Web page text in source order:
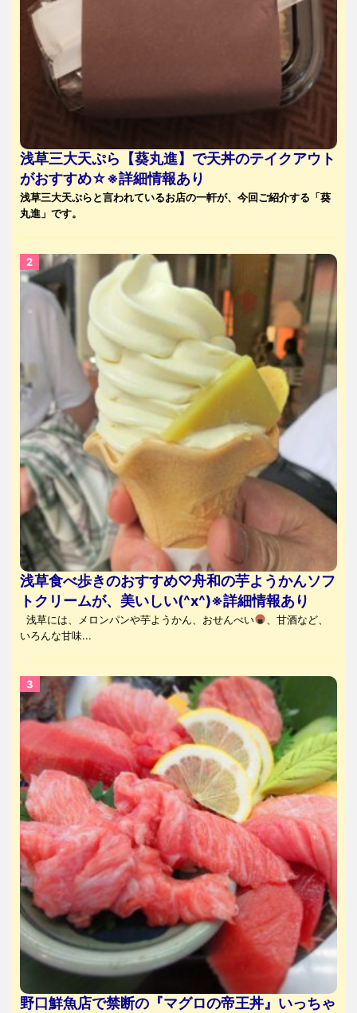
浅草三大天ぷら【葵丸進】で天丼のテイクアウト
がおすすめ☆※詳細情報あり
浅草三大天ぷらと言われているお店の一軒が、今回ご紹介する「葵
丸進」です。
浅草食べ歩きのおすすめ♡舟和の芋ようかんソフ
トクリームが、美いしい(^x^)※詳細情報あり
浅草には、メロンパンや芋ようかん、おせんべい
、甘酒など、
いろんな甘味...
野口鮮魚店で禁断の『マグロの帝王丼』いっちゃ